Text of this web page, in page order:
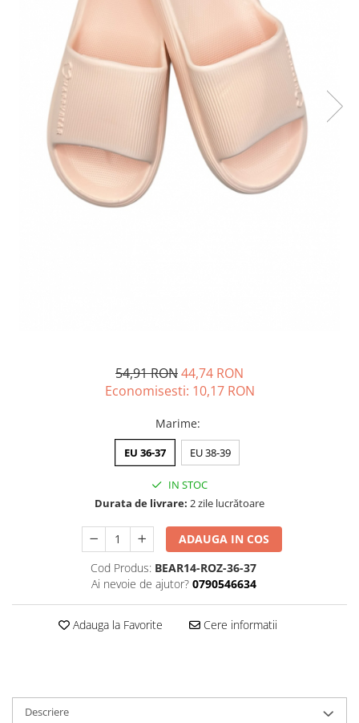
54,91 RON44,74 RON
Economisesti: 10,17 RON
Marime:
EU 36-37 EU 38-39
IN STOC
Durata de livrare: 2 zile lucrătoare
ADAUGA IN COS
Cod Produs: BEAR14-ROZ-36-37
Ai nevoie de ajutor? 0790546634
Adauga la Favorite Cere informatii
Descriere